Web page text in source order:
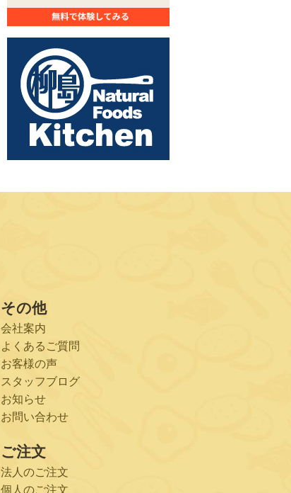
その他
会社案内
よくあるご質問
お客様の声
スタッフブログ
お知らせ
お問い合わせ
ご注文
法人のご注文
個人のご注文